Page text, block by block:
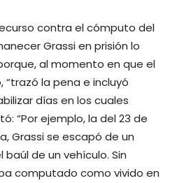
contra el cómputo del
Grassi en prisión lo
al momento en que el
“trazó la pena e incluyó
días en los cuales
“Por ejemplo, la del 23 de
Grassi se escapó de un
de un vehículo. Sin
computado como vivido en